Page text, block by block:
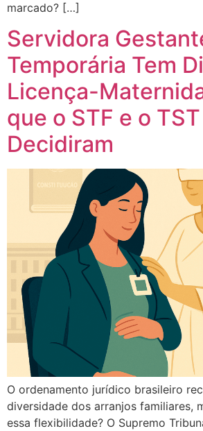
marcado? […]
Servidora
Temporária Tem
Licença-
que o STF e o TST
Decidiram
O ordenamento jurídico brasileiro
diversidade dos arranjos familiares,
essa flexibilidade? O Supremo